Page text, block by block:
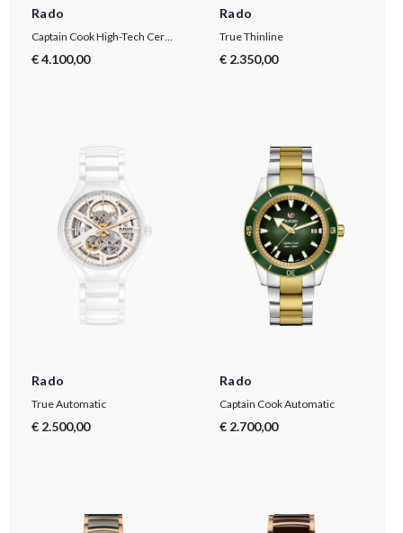
Rado
€ 4.100,00
Rado
True Thinline
€ 2.350,00
Rado
True Automatic
€ 2.500,00
Rado
Captain Cook Automatic
€ 2.700,00